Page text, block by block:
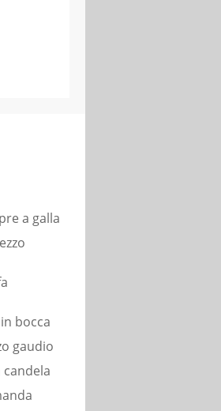
a galla
bocca
gaudio
candela